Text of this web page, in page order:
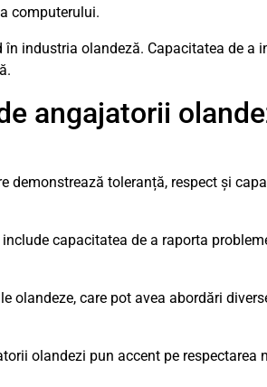
computerului.
industria olandeză. Capacitatea de a
angajatorii
toleranță, respect și
capacitatea de a raporta
care pot avea abordări
olandezi pun accent pe respectarea